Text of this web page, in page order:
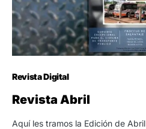
Revista Digital
Revista Abril
Aquí les tramos la Edición de